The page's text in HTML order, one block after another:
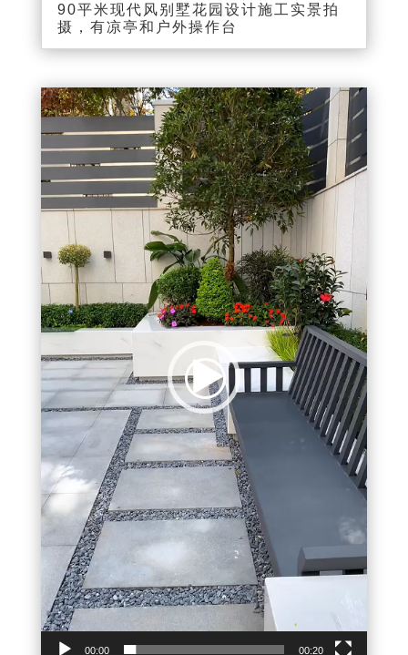
90平米现代风别墅花园设计施工实景拍
摄，有凉亭和户外操作台
视
频
播
器
00:00 00:20